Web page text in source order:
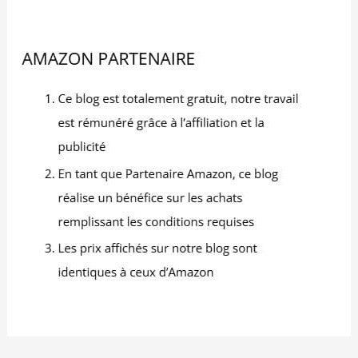
familles, enfants,
recherchant un set fiable
et raffiné. Leur
confortable même pour
les plus jeunes, tandis
que leur robustesse
répond aux besoins des
exigeants. L'utilisateur
recherche un service